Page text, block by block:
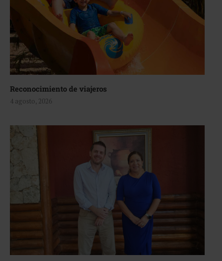
Reconocimiento de viajeros
4 agosto, 2026